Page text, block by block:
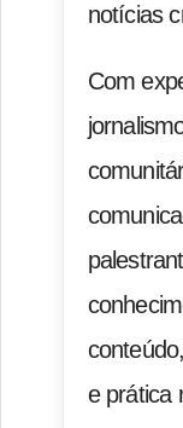
notícias
Com
e prática